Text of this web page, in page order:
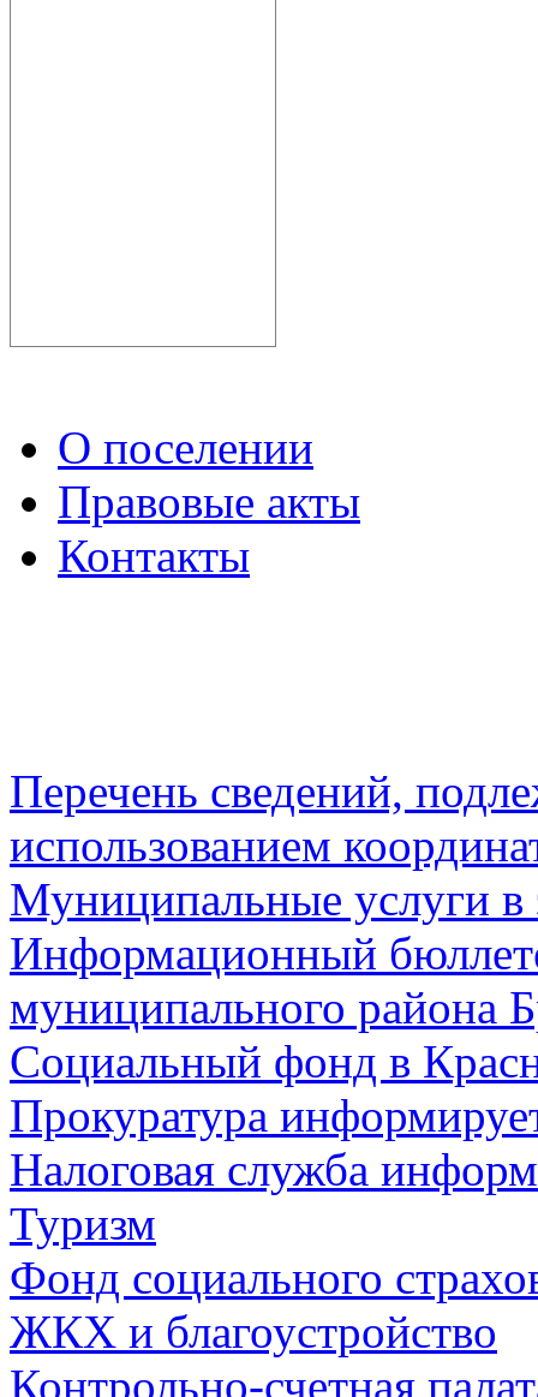
О поселении
Правовые акты
Контакты
Перечень сведений,
использованием
Муниципальные услуги в
Информационный
муниципального района
Социальный фонд в
Прокуратура
Налоговая служба
Туризм
Фонд социального
ЖКХ и благоустройство
Контрольно-счетная